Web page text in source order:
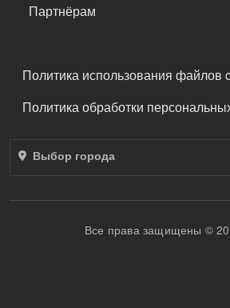
Партнёрам
ПОДВАЛ
Политика использования файлов
Политика обработки
Выбор города
Все права защищены ©